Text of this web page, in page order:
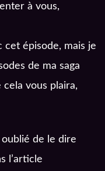
à vous,
épisode, mais je
de ma saga
cela vous plaira,
oublié de le dire
l’article